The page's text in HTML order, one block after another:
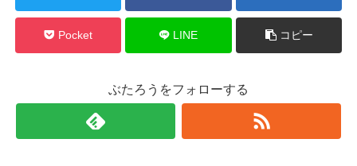
Pocket LINE コピー
ぶたろうをフォローする